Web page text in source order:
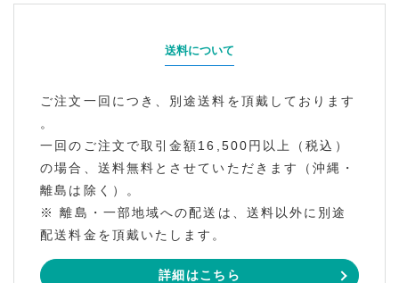
送料について
ご注文一回につき、別途送料を頂戴しております
。
一回のご注文で取引金額16,500円以上（税込）
の場合、送料無料とさせていただきます（沖縄・
離島は除く）。
※ 離島・一部地域への配送は、送料以外に別途
配送料金を頂戴いたします。
詳細はこちら